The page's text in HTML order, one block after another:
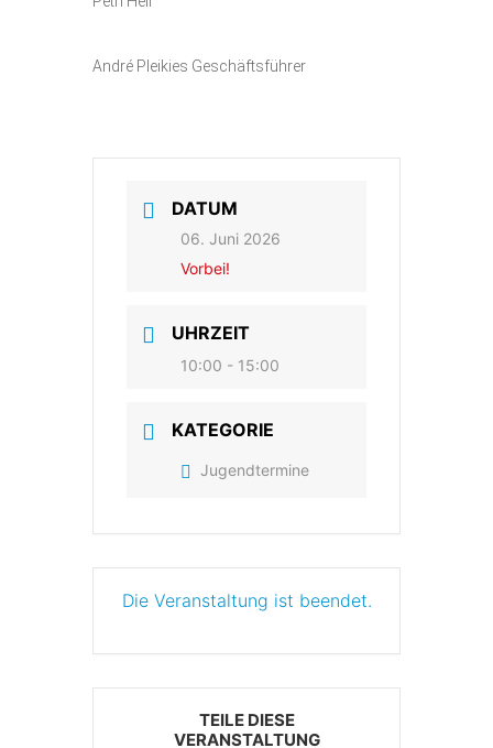
André Pleikies Geschäftsführer
DATUM
06. Juni 2026
Vorbei!
UHRZEIT
10:00 - 15:00
KATEGORIE
Jugendtermine
Die Veranstaltung ist beendet.
TEILE DIESE
VERANSTALTUNG